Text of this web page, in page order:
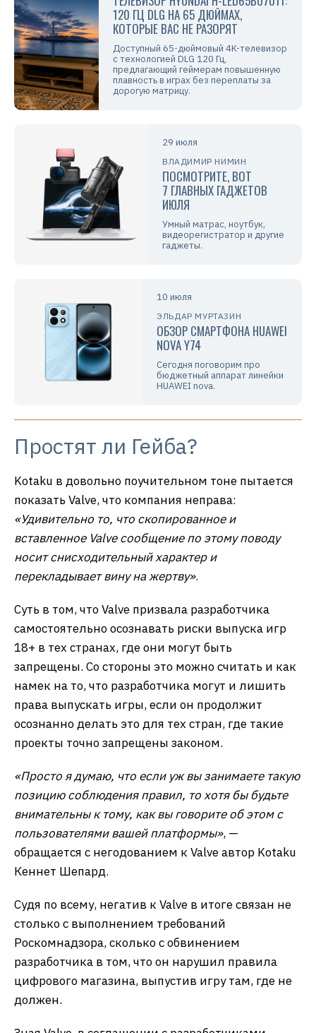
120 ГЦ DLG НА 65 ДЮЙМАХ,
КОТОРЫЕ ВАС НЕ РАЗОРЯТ
Доступный 65-дюймовый 4K-телевизор
с технологией DLG 120 Гц,
предлагающий геймерам повышенную
плавность в играх без переплаты за
дорогую матрицу.
29 июля
ВЛАДИМИР НИМИН
ПОСМОТРИТЕ, ВОТ
7 ГЛАВНЫХ ГАДЖЕТОВ
ИЮЛЯ
Умный матрас, ноутбук,
видеорегистратор и другие
гаджеты.
10 июля
ЭЛЬДАР МУРТАЗИН
ОБЗОР СМАРТФОНА HUAWEI
NOVA Y74
Сегодня поговорим про
бюджетный аппарат линейки
HUAWEI nova.
Простят ли Гейба?
Kotaku в довольно поучительном тоне пытается
показать Valve, что компания неправа:
«Удивительно то, что скопированное и
вставленное Valve сообщение по этому поводу
носит снисходительный характер и
перекладывает вину на жертву».
Суть в том, что Valve призвала разработчика
самостоятельно осознавать риски выпуска игр
18+ в тех странах, где они могут быть
запрещены. Со стороны это можно считать и как
намек на то, что разработчика могут и лишить
права выпускать игры, если он продолжит
осознанно делать это для тех стран, где такие
проекты точно запрещены законом.
«Просто я думаю, что если уж вы занимаете такую
​​позицию соблюдения правил, то хотя бы будьте
внимательны к тому, как вы говорите об этом с
пользователями вашей платформы», —
обращается с негодованием к Valve автор Kotaku
Кеннет Шепард.
Судя по всему, негатив к Valve в итоге связан не
столько с выполнением требований
Роскомнадзора, сколько с обвинением
разработчика в том, что он нарушил правила
цифрового магазина, выпустив игру там, где не
должен.